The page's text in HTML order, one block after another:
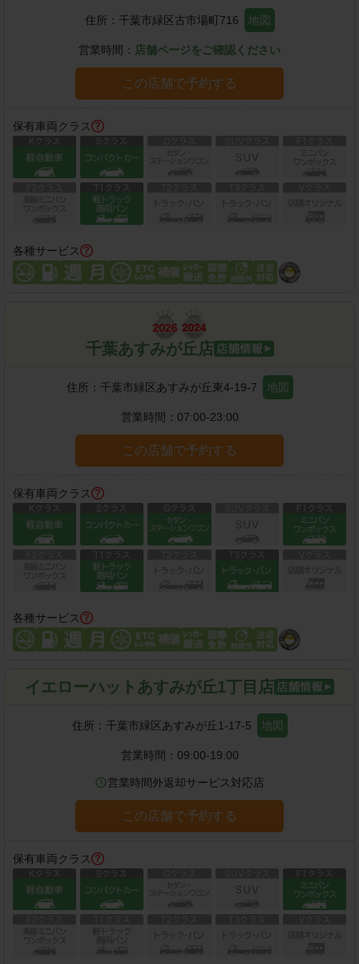
住所： 千葉市緑区古市場町716 地図
営業時間： 店舗ページをご確認ください
この店舗で予約する
保有車両クラス
各種サービス
千葉あすみが丘店
住所： 千葉市緑区あすみが丘東4-19-7 地図
営業時間： 07:00-23:00
この店舗で予約する
保有車両クラス
各種サービス
イエローハットあすみが丘1丁目店
住所： 千葉市緑区あすみが丘1-17-5 地図
営業時間： 09:00-19:00
営業時間外返却サービス対応店
この店舗で予約する
保有車両クラス